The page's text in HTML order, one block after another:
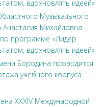
вдохновлять идеей»
Музыкального
Михайловна
программе «Лидер
вдохновлять идеей»
Бородина проводится
учебного корпуса.
XXXIV Международной